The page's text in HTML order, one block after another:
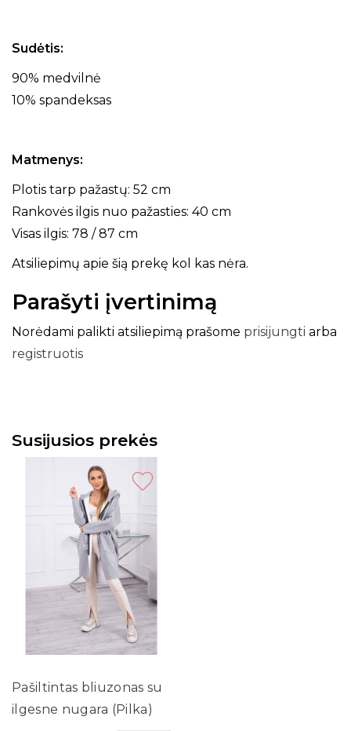
Sudėtis:
90% medvilnė
10% spandeksas
Matmenys:
Plotis tarp pažastų: 52 cm
Rankovės ilgis nuo pažasties: 40 cm
Visas ilgis: 78 / 87 cm
Atsiliepimų apie šią prekę kol kas nėra.
Parašyti įvertinimą
Norėdami palikti atsiliepimą prašome prisijungti arba
registruotis
Susijusios prekės
Pašiltintas bliuzonas su
ilgesne nugara (Pilka)